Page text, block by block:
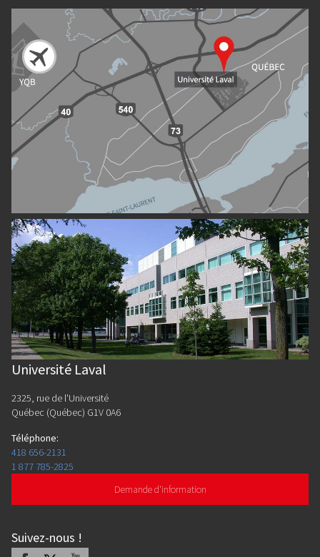
Université Laval
2325, rue de l'Université
Québec (Québec) G1V 0A6
Téléphone:
418 656-2131
1 877 785-2825
Demande d'information
Suivez-nous !
Facebook Youtube